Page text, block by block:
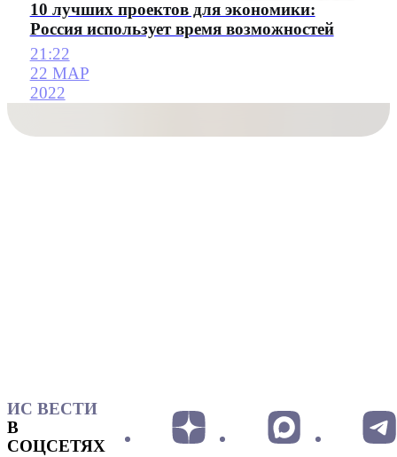
10 лучших проектов для экономики:
Россия использует время возможностей
21:22
22 МАР
2022
ИС ВЕСТИ
В
СОЦСЕТЯХ